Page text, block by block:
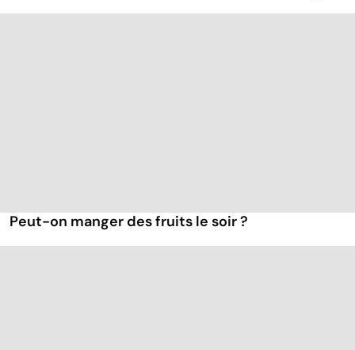
Peut-on manger des fruits le soir ?